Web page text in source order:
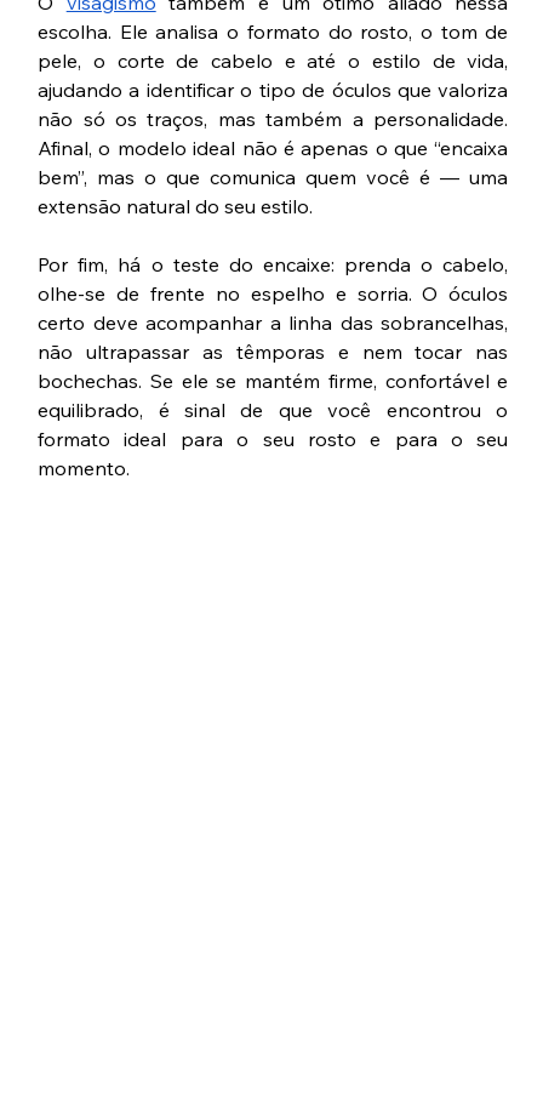
escolha. Ele analisa o formato do rosto, o tom de
pele, o corte de cabelo e até o estilo de vida,
ajudando a identificar o tipo de óculos que valoriza
não só os traços, mas também a personalidade.
Afinal, o modelo ideal não é apenas o que “encaixa
bem”, mas o que comunica quem você é — uma
extensão natural do seu estilo.
Por fim, há o teste do encaixe: prenda o cabelo,
olhe-se de frente no espelho e sorria. O óculos
certo deve acompanhar a linha das sobrancelhas,
não ultrapassar as têmporas e nem tocar nas
bochechas. Se ele se mantém firme, confortável e
equilibrado, é sinal de que você encontrou o
formato ideal para o seu rosto e para o seu
momento.